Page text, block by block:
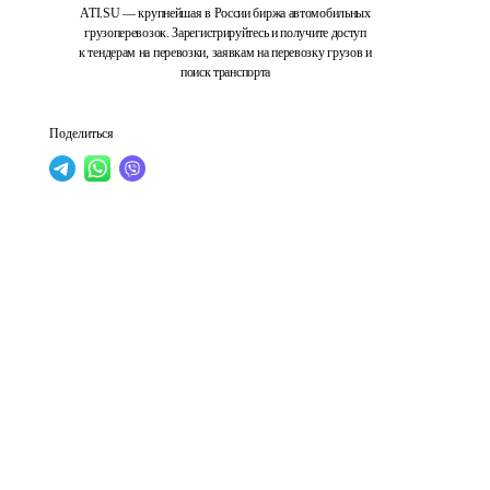
ATI.SU — крупнейшая в России биржа автомобильных
грузоперевозок. Зарегистрируйтесь и получите доступ
к тендерам на перевозки, заявкам на перевозку грузов и
поиск транспорта
Поделиться